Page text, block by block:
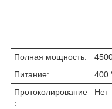
Полная мощность:
Питание:
400
Протоколирование
:
Нет